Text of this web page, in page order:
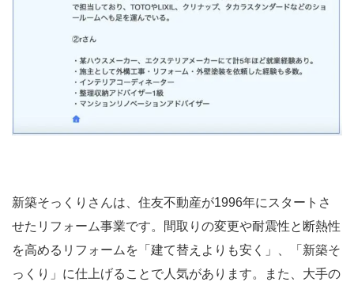
新築そっくりさんは、住友不動産が1996年にスタートさ
せたリフォーム事業です。間取りの変更や耐震性と断熱性
を高めるリフォームを「建て替えよりも安く」、「新築そ
っくり」に仕上げることで人気があります。また、大手の